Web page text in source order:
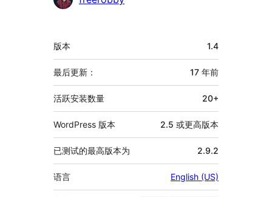
额
外
信
息
版本 1.4
最后更新： 17 年前
活跃安装数量 20+
WordPress 版本 2.5 或更高版本
已测试的最高版本为 2.9.2
语言 English (US)